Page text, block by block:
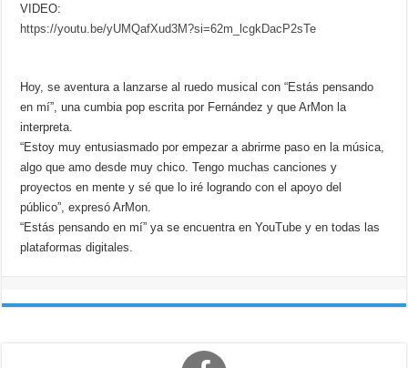
VIDEO:
https://youtu.be/yUMQafXud3M?si=62m_lcgkDacP2sTe
Hoy, se aventura a lanzarse al ruedo musical con “Estás pensando
en mí”, una cumbia pop escrita por Fernández y que ArMon la
interpreta.
“Estoy muy entusiasmado por empezar a abrirme paso en la música,
algo que amo desde muy chico. Tengo muchas canciones y
proyectos en mente y sé que lo iré logrando con el apoyo del
público”, expresó ArMon.
“Estás pensando en mí” ya se encuentra en YouTube y en todas las
plataformas digitales.